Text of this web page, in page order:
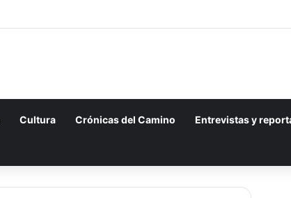
Cultura Crónicas del Camino Entrevistas y